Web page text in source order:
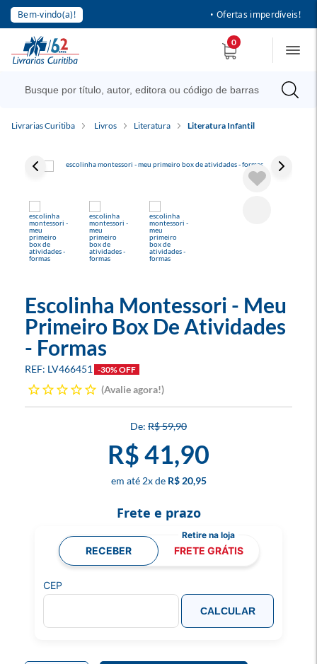
Bem-vindo(a)! • Ofertas imperdíveis!
0
Livrarias Curitiba Livros Literatura Literatura Infantil
Escolinha Montessori - Meu
Primeiro Box De Atividades
- Formas
LV466451 -30% OFF
Avalie agora!
R$ 59,90
R$ 41,90
2x R$ 20,95
Frete e prazo
RECEBER FRETE GRÁTIS
CEP
CALCULAR